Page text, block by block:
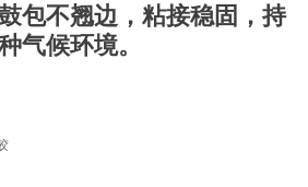
包不翘边，粘接稳固，持
气候环境。